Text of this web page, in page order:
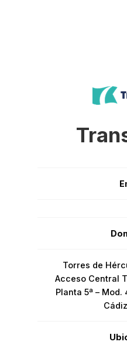
Torres de
Acceso Central
Planta 5ª – Mod.